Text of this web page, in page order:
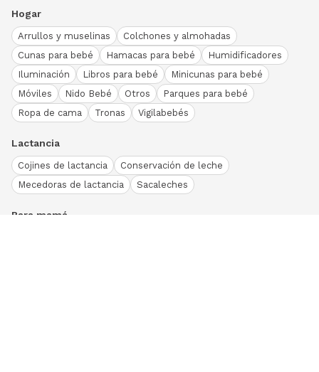
Hogar
Arrullos y muselinas
Colchones y almohadas
Cunas para bebé
Hamacas para bebé
Humidificadores
Iluminación
Libros para bebé
Minicunas para bebé
Móviles
Nido Bebé Otros
Parques para bebé
Ropa de cama
Tronas Vigilabebés
Lactancia
Cojines de lactancia
Conservación de leche
Mecedoras de lactancia
Sacaleches
Para mamá